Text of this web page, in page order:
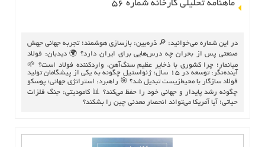
ارتباط با ما
ماهنامه تحلیلی کارخانه شماره 56
در این شماره می‌خوانید: 🔎 ذره‌بین: بازسازی هوشمند؛ تجربه جهانی جهش
صنعتی پس از بحران چه درس‌هایی برای ایران دارد؟ 🌍 دیدبان: فولاد
میانمار؛ چرا کشوری با ذخایر عظیم سنگ‌آهن، واردکننده فولاد است؟ 🌱
آینده‌نگر: توسعه در ۱۵ سال؛ ژئواستیل چگونه به یکی از پیشگامان تولید
فولاد سازگار با محیط‌زیست تبدیل شد؟ 🎯 راهبرد: استراتژی جهانی؛ پوسکو
چگونه رشد پایدار و جهانی خود را حفظ می‌کند؟ 📊 کامودیتی: جنگ فلزات
حیاتی؛ آیا آمریکا می‌تواند انحصار معدنی چین را بشکند؟